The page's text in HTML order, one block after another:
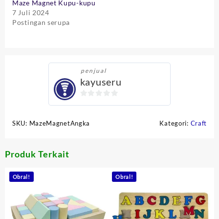
Maze Magnet Kupu-kupu
7 Juli 2024
Postingan serupa
penjual
kayuseru
of
SKU: MazeMagnetAngka Kategori: Craft
Produk Terkait
Obral! Obral!